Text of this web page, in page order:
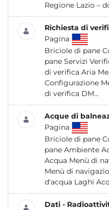
Regione Lazio –
Richiesta di
Pagina
Briciole di pane
pane Servizi
di verifica Aria
Configurazione
di verifica DM...
Acque di
Pagina
Briciole di pane
pane Ambiente
Acqua Menù di
Menù di
d'acqua Laghi
Dati -